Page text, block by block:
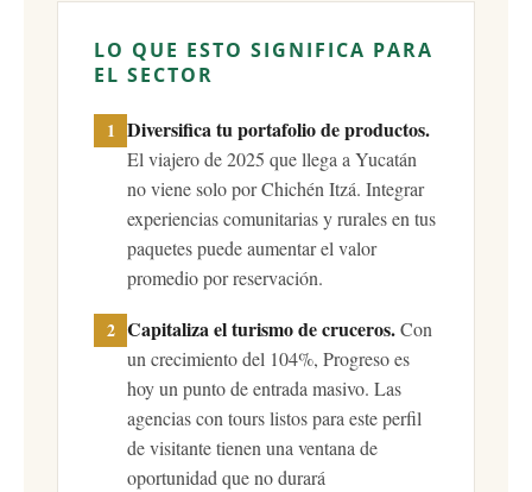
LO QUE ESTO SIGNIFICA PARA
EL SECTOR
1 Diversifica tu portafolio de productos.
El viajero de 2025 que llega a Yucatán
no viene solo por Chichén Itzá. Integrar
experiencias comunitarias y rurales en tus
paquetes puede aumentar el valor
promedio por reservación.
2 Capitaliza el turismo de cruceros.Con
un crecimiento del 104%, Progreso es
hoy un punto de entrada masivo. Las
agencias con tours listos para este perfil
de visitante tienen una ventana de
oportunidad que no durará